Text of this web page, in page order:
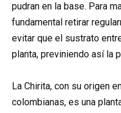
pudran en la base. Para
fundamental retirar
evitar que el sustrato
planta, previniendo así la
La Chirita, con su origen
colombianas, es una